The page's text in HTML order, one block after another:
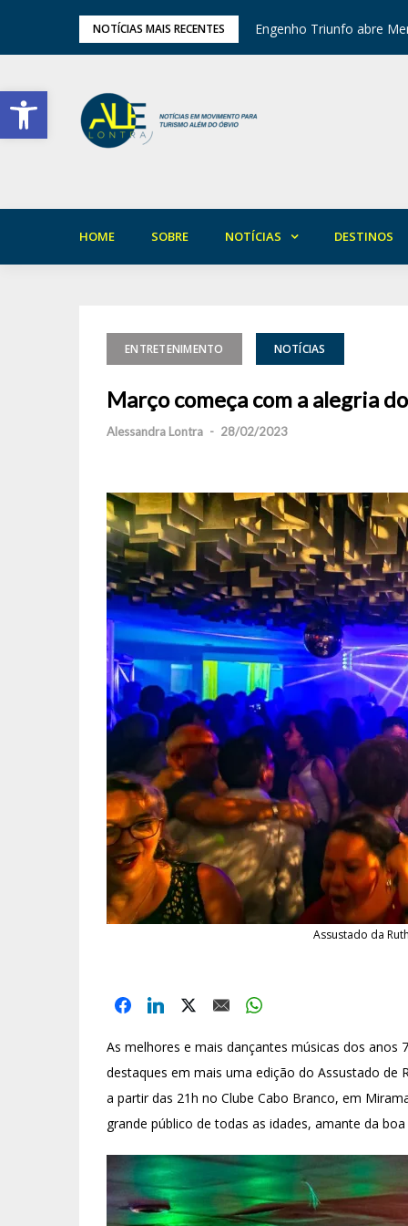
Barra de Ferramentas Aberta
NOTÍCIAS MAIS RECENTES
de Inverno das Serras Engenho Triunfo abre
HOME SOBRE NOTÍCIAS DESTINOS
ENTRETENIMENTO NOTÍCIAS
Março começa com a alegria
Alessandra Lontra - 28/02/2023
Assustado da
As melhores e mais dançantes músicas dos
destaques em mais uma edição do Assustado de
a partir das 21h no Clube Cabo Branco, em
grande público de todas as idades, amante da